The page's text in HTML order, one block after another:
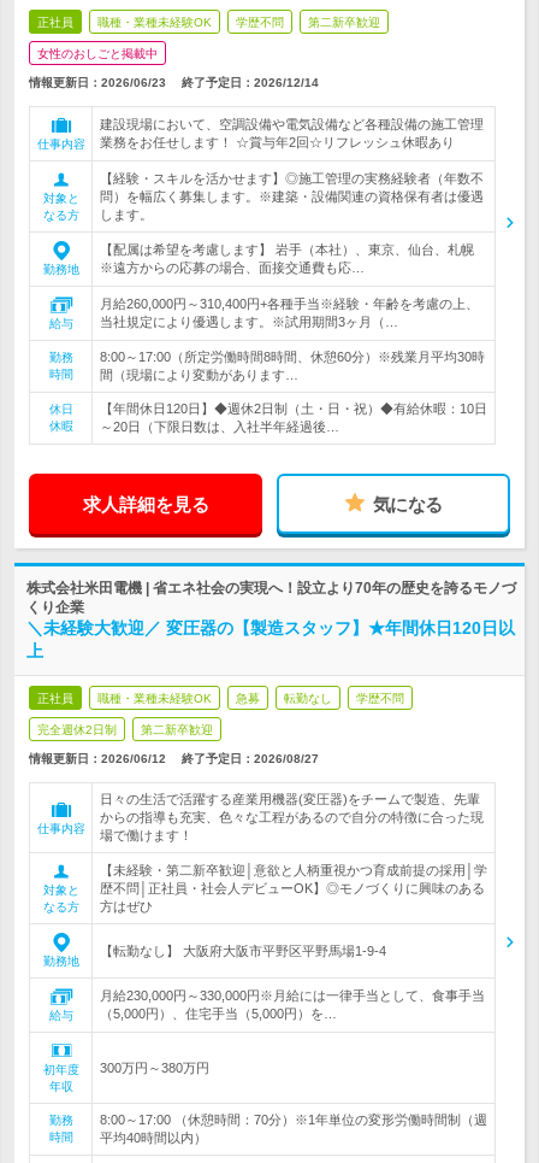
正社員 職種・業種未経験OK 学歴不問 第二新卒歓迎
女性のおしごと掲載中
情報更新日：2026/06/23 終了予定日： 2026/12/14
仕事内容
建設現場において、空調設備や電気設備など各種設備の施工管理
業務をお任せします！ ☆賞与年2回☆リフレッシュ休暇あり
対象と
なる方
【経験・スキルを活かせます】◎施工管理の実務経験者（年数不
問）を幅広く募集します。※建築・設備関連の資格保有者は優遇
します。
勤務地
【配属は希望を考慮します】 岩手（本社）、東京、仙台、札幌
※遠方からの応募の場合、面接交通費も応…
給与
月給260,000円～310,400円+各種手当※経験・年齢を考慮の上、
当社規定により優遇します。※試用期間3ヶ月（…
勤務
時間
8:00～17:00（所定労働時間8時間、休憩60分）※残業月平均30時
間（現場により変動があります…
休日
休暇
【年間休日120日】◆週休2日制（土・日・祝）◆有給休暇：10日
～20日（下限日数は、入社半年経過後…
求人詳細を見る 気になる
株式会社米田電機 | 省エネ社会の実現へ！設立より70年の歴史を誇るモノづ
くり企業
＼未経験大歓迎／ 変圧器の【製造スタッフ】★年間休日120日以
上
正社員 職種・業種未経験OK 急募 転勤なし 学歴不問
完全週休2日制 第二新卒歓迎
情報更新日：2026/06/12 終了予定日： 2026/08/27
仕事内容
日々の生活で活躍する産業用機器(変圧器)をチームで製造、先輩
からの指導も充実、色々な工程があるので自分の特徴に合った現
場で働けます！
対象と
なる方
【未経験・第二新卒歓迎│意欲と人柄重視かつ育成前提の採用│学
歴不問│正社員・社会人デビューOK】◎モノづくりに興味のある
方はぜひ
勤務地
【転勤なし】 大阪府大阪市平野区平野馬場1-9-4
給与
月給230,000円～330,000円※月給には一律手当として、食事手当
（5,000円）、住宅手当（5,000円）を…
初年度
年収
300万円～380万円
勤務
時間
8:00～17:00 （休憩時間：70分）※1年単位の変形労働時間制（週
平均40時間以内）